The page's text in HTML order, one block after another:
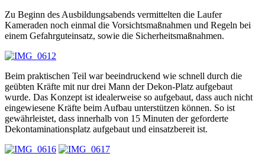
Zu Beginn des Ausbildungsabends vermittelten die Laufer
Kameraden noch einmal die Vorsichtsmaßnahmen und Regeln bei
einem Gefahrguteinsatz, sowie die Sicherheitsmaßnahmen.
Beim praktischen Teil war beeindruckend wie schnell durch die
geübten Kräfte mit nur drei Mann der Dekon-Platz aufgebaut
wurde. Das Konzept ist idealerweise so aufgebaut, dass auch nicht
eingewiesene Kräfte beim Aufbau unterstützen können. So ist
gewährleistet, dass innerhalb von 15 Minuten der geforderte
Dekontaminationsplatz aufgebaut und einsatzbereit ist.